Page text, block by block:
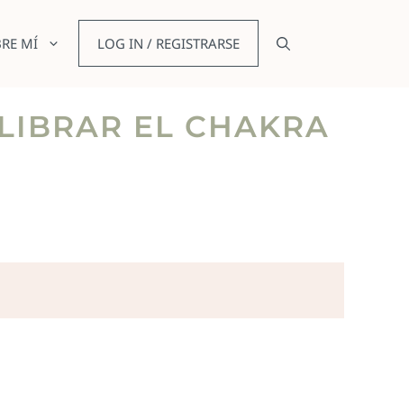
MÍ LOG IN / REGISTRARSE
EL CHAKRA